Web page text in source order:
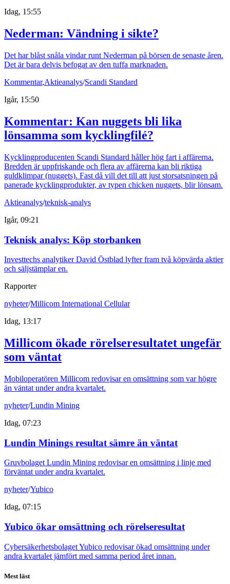
Idag, 15:55
Nederman: Vändning i sikte?
Det har blåst snåla vindar runt Nederman på börsen de senaste åren.
Det är bara delvis befogat av den tuffa marknaden.
Kommentar,Aktieanalys/Scandi Standard
Igår, 15:50
Kommentar: Kan nuggets bli lika
lönsamma som kycklingfilé?
Kycklingproducenten Scandi Standard håller hög fart i affärerna.
Bredden är uppfriskande och flera av affärerna kan bli riktiga
guldklimpar (nuggets). Fast då vill det till att just storsatsningen på
panerade kycklingprodukter, av typen chicken nuggets, blir lönsam.
Aktieanalys/teknisk-analys
Igår, 09:21
Teknisk analys: Köp storbanken
Investtechs analytiker David Östblad lyfter fram två köpvärda aktier
och säljstämplar en.
Rapporter
nyheter/Millicom International Cellular
Idag, 13:17
Millicom ökade rörelseresultatet ungefär
som väntat
Mobiloperatören Millicom redovisar en omsättning som var högre
än väntat under andra kvartalet.
nyheter/Lundin Mining
Idag, 07:23
Lundin Minings resultat sämre än väntat
Gruvbolaget Lundin Mining redovisar en omsättning i linje med
förväntat under andra kvartalet.
nyheter/Yubico
Idag, 07:15
Yubico ökar omsättning och rörelseresultat
Cybersäkerhetsbolaget Yubico redovisar ökad omsättning under
andra kvartalet jämfört med samma period året innan.
Mest läst